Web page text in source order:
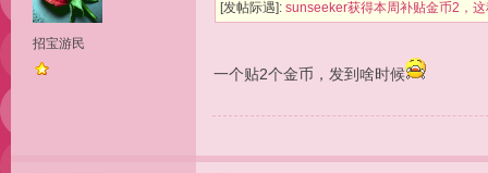
招宝游民
[发帖际遇]: sunseeker获得本周补贴金币2，
一个贴2个金币，发到啥时候